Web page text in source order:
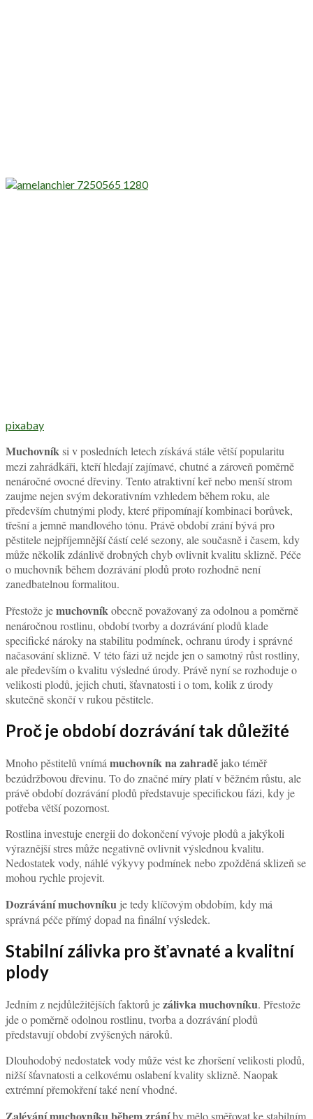
pixabay
Muchovníksi v posledních letech získává stále větší popularitu
mezi zahrádkáři, kteří hledají zajímavé, chutné a zároveň poměrně
nenáročné ovocné dřeviny. Tento atraktivní keř nebo menší strom
zaujme nejen svým dekorativním vzhledem během roku, ale
především chutnými plody, které připomínají kombinaci borůvek,
třešní a jemně mandlového tónu. Právě období zrání bývá pro
pěstitele nejpříjemnější částí celé sezony, ale současně i časem, kdy
může několik zdánlivě drobných chyb ovlivnit kvalitu sklizně. Péče
o muchovník během dozrávání plodů proto rozhodně není
zanedbatelnou formalitou.
Přestože jemuchovníkobecně považovaný za odolnou a poměrně
nenáročnou rostlinu, období tvorby a dozrávání plodů klade
specifické nároky na stabilitu podmínek, ochranu úrody i správné
načasování sklizně. V této fázi už nejde jen o samotný růst rostliny,
ale především o kvalitu výsledné úrody. Právě nyní se rozhoduje o
velikosti plodů, jejich chuti, šťavnatosti i o tom, kolik z úrody
skutečně skončí v rukou pěstitele.
Proč je období dozrávání tak důležité
Mnoho pěstitelů vnímámuchovník na zahradě jako téměř
bezúdržbovou dřevinu. To do značné míry platí v běžném růstu, ale
právě období dozrávání plodů představuje specifickou fázi, kdy je
potřeba větší pozornost.
Rostlina investuje energii do dokončení vývoje plodů a jakýkoli
výraznější stres může negativně ovlivnit výslednou kvalitu.
Nedostatek vody, náhlé výkyvy podmínek nebo zpožděná sklizeň se
mohou rychle projevit.
Dozrávání muchovníku je tedy klíčovým obdobím, kdy má
správná péče přímý dopad na finální výsledek.
Stabilní zálivka pro šťavnaté a kvalitní
plody
Jedním z nejdůležitějších faktorů jezálivka muchovníku. Přestože
jde o poměrně odolnou rostlinu, tvorba a dozrávání plodů
představují období zvýšených nároků.
Dlouhodobý nedostatek vody může vést ke zhoršení velikosti plodů,
nižší šťavnatosti a celkovému oslabení kvality sklizně. Naopak
extrémní přemokření také není vhodné.
by mělo směřovat ke stabilním